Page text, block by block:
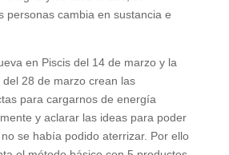
personas cambia en sustancia e
en Piscis del 14 de marzo y la
28 de marzo crean las
para cargarnos de energía
y aclarar las ideas para poder
se había podido aterrizar. Por ello